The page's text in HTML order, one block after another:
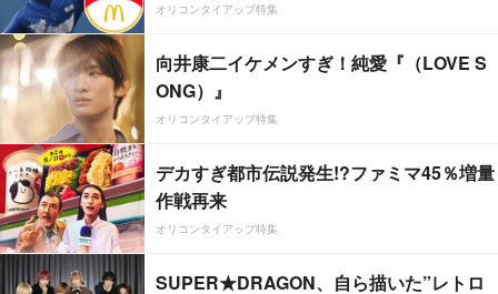
オリコンタイアップ特集
向井康二イケメンすぎ！純愛『（LOVE S
ONG）』
オリコンタイアップ特集
デカすぎ都市伝説発生!?ファミマ45％増量
作戦再来
オリコンタイアップ特集
SUPER★DRAGON、自ら描いた”レトロ